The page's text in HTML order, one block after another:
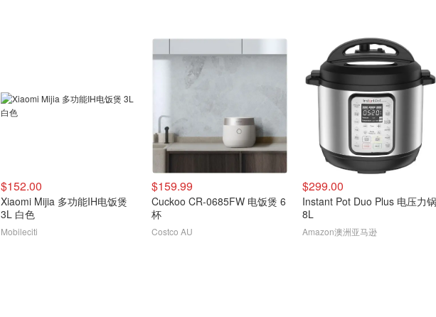
$152.00
Xiaomi Mijia 多功能IH电饭煲
3L 白色
Mobileciti
$159.99
Cuckoo CR-0685FW 电饭煲 6
杯
Costco AU
$299.00
Instant Pot Duo Plus 电压力锅
8L
Amazon澳洲亚马逊